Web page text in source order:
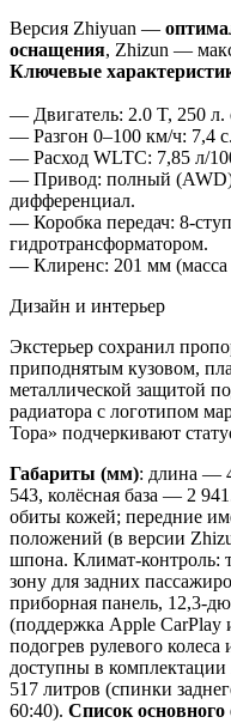
Версия Zhiyuan —
оснащения, Zhizun —
Ключевые
— Двигатель: 2.0 T, 250 л.
— Разгон 0–100 км/ч: 7,4 с.
— Расход WLTC: 7,85 л/
— Привод: полный
дифференциал.
— Коробка передач: 8-
гидротрансформатором.
— Клиренс: 201 мм (масса
Дизайн и интерьер
Экстерьер сохранил
приподнятым кузовом,
металлической защитой
радиатора с логотипом
Тора» подчеркивают
Габариты (мм): длина —
543, колёсная база — 2
обиты кожей; передние
положений (в версии
шпона. Климат-контроль:
зону для задних
приборная панель, 12,3-
(поддержка Apple CarPlay
подогрев рулевого колеса
доступны в комплектации
517 литров (спинки
60:40). Список